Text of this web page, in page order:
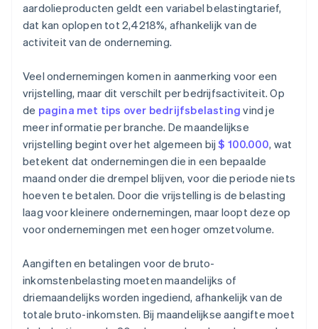
aardolieproducten geldt een variabel belastingtarief,
dat kan oplopen tot 2,4218%, afhankelijk van de
activiteit van de onderneming.
Veel ondernemingen komen in aanmerking voor een
vrijstelling, maar dit verschilt per bedrijfsactiviteit. Op
de pagina met tips over bedrijfsbelasting vind je
meer informatie per branche. De maandelijkse
vrijstelling begint over het algemeen bij$ 100.000, wat
betekent dat ondernemingen die in een bepaalde
maand onder die drempel blijven, voor die periode niets
hoeven te betalen. Door die vrijstelling is de belasting
laag voor kleinere ondernemingen, maar loopt deze op
voor ondernemingen met een hoger omzetvolume.
Aangiften en betalingen voor de bruto-
inkomstenbelasting moeten maandelijks of
driemaandelijks worden ingediend, afhankelijk van de
totale bruto-inkomsten. Bij maandelijkse aangifte moet